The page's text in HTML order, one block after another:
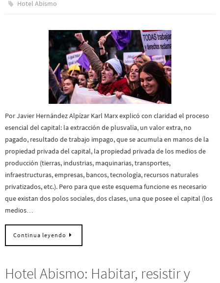
Hotel Abismo
Por Javier Hernández Alpízar Karl Marx explicó con claridad el proceso
esencial del capital: la extracción de plusvalía, un valor extra, no
pagado, resultado de trabajo impago, que se acumula en manos de la
propiedad privada del capital, la propiedad privada de los medios de
producción (tierras, industrias, maquinarias, transportes,
infraestructuras, empresas, bancos, tecnología, recursos naturales
privatizados, etc.). Pero para que este esquema funcione es necesario
que existan dos polos sociales, dos clases, una que posee el capital (los
medios…
Continua leyendo
Hotel Abismo: Habitar, resistir y